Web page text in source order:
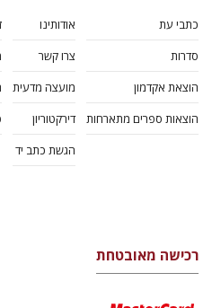
כתבי עת
סדרות
הוצאת אקדמון
הוצאות ספרים מתארחות
אודותינו
צרו קשר
מועצה מדעית
דירקטוריון
הגשת כתב יד
רכישה מאובטחת